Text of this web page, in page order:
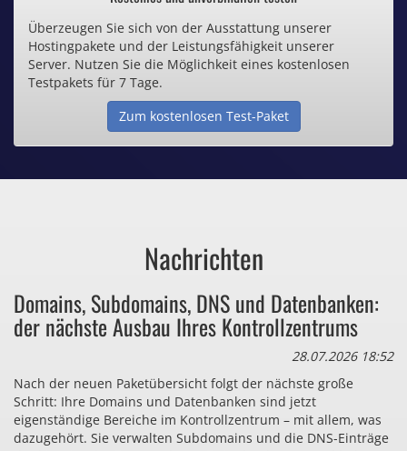
Inklusive .de Domain
Webspace ab 1,25€ / Monat
Günstige SSL-Zertifikate
Bezahlen Sie auch zu viel
für Dinge, die sie gar nicht brauchen?
Überzeugen Sie sich von der Ausstattung unserer
Hostingpakete und der Leistungsfähigkeit unserer
Server. Nutzen Sie die Möglichkeit eines kostenlosen
Testpakets für 7 Tage.
Zum kostenlosen Test-Paket
Nachrichten
Domains, Subdomains, DNS und Datenbanken:
der nächste Ausbau Ihres Kontrollzentrums
28.07.2026 18:52
Nach der neuen Paketübersicht folgt der nächste große
Schritt: Ihre Domains und Datenbanken sind jetzt
eigenständige Bereiche im Kontrollzentrum – mit allem, was
dazugehört. Sie verwalten Subdomains und die DNS-Einträge